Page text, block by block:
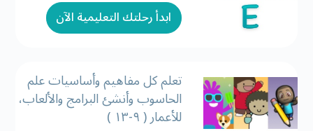
ابدأ رحلتك التعليمية الآن
تعلم كل مفاهيم وأساسيات علم
الحاسوب وأنشئ البرامج والألعاب،
للأعمار ( ٩-١٣ )